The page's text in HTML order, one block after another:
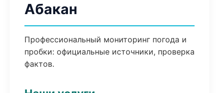
Абакан
Профессиональный мониторинг погода и
пробки: официальные источники, проверка
фактов.